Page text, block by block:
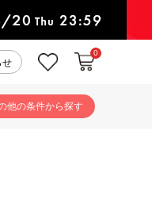
せ お気に入りカートに入
0
他の条件から探す